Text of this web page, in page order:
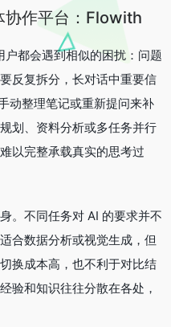
协作平台：Flowith
都会遇到相似的困扰：问题
反复拆分，长对话中重要信
动整理笔记或重新提问来补
划、资料分析或多任务并行
以完整承载真实的思考过
。不同任务对 AI 的要求并不
合数据分析或视觉生成，但
换成本高，也不利于对比结
验和知识往往分散在各处，